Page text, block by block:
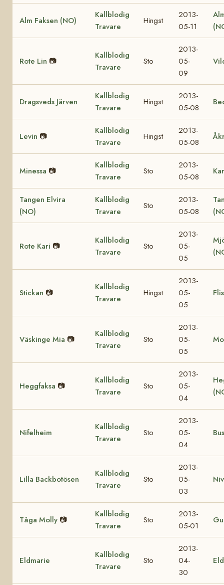
Alm Faksen (NO)
Kallblodig
Travare
Hingst
2013-
05-11
Rote Lin 📷
Kallblodig
Travare
Sto
2013-
05-
09
Dragsveds Järven
Kallblodig
Travare
Hingst
2013-
05-08
Levin 📷
Kallblodig
Travare
Hingst
2013-
05-08
Minessa 📷
Kallblodig
Travare
Sto
2013-
05-08
Tangen Elvira
(NO)
Kallblodig
Travare
Sto
2013-
05-08
Rote Kari 📷
Kallblodig
Travare
Sto
2013-
05-
05
Stickan 📷
Kallblodig
Travare
Hingst
2013-
05-
05
Väskinge Mia 📷
Kallblodig
Travare
Sto
2013-
05-
05
Heggfaksa 📷
Kallblodig
Travare
Sto
2013-
05-
04
Nifelheim
Kallblodig
Travare
Sto
2013-
05-
04
Lilla Backbotösen
Kallblodig
Travare
Sto
2013-
05-
03
Tåga Molly 📷
Kallblodig
Travare
Sto
2013-
05-01
Eldmarie
Kallblodig
Travare
Sto
2013-
04-
30